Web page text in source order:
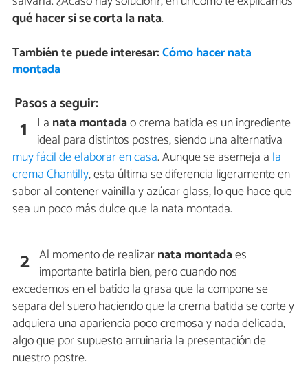
qué hacer si se corta la nata.
También te puede interesar:Cómo hacer nata
montada
Pasos a seguir:
1 La nata montadao crema batida es un ingrediente
ideal para distintos postres, siendo una alternativa
muy fácil de elaborar en casa. Aunque se asemeja a la
crema Chantilly, esta última se diferencia ligeramente en
sabor al contener vainilla y azúcar glass, lo que hace que
sea un poco más dulce que la nata montada.
2 Al momento de realizarnata montadaes
importante batirla bien, pero cuando nos
excedemos en el batido la grasa que la compone se
separa del suero haciendo que la crema batida se corte y
adquiera una apariencia poco cremosa y nada delicada,
algo que por supuesto arruinaría la presentación de
nuestro postre.